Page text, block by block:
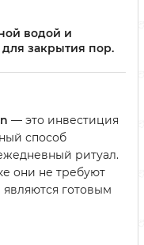
водой и
закрытия пор.
— это инвестиция
способ
ритуал.
они не требуют
готовым